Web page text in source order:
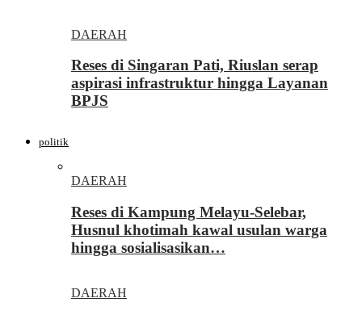
DAERAH
Reses di Singaran Pati, Riuslan serap
aspirasi infrastruktur hingga Layanan
BPJS
politik
DAERAH
Reses di Kampung Melayu-Selebar,
Husnul khotimah kawal usulan warga
hingga sosialisasikan…
DAERAH